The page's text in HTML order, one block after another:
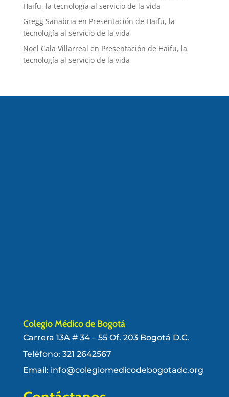
Haifu, la tecnología al servicio de la vida
Gregg Sanabria en Presentación de Haifu, la
tecnología al servicio de la vida
Noel Cala Villarreal en Presentación de Haifu, la
tecnología al servicio de la vida
Colegio Médico de Bogotá
Carrera 13A # 34 – 55 Of. 203 Bogotá D.C.
Teléfono: 321 2642567
Email: info@colegiomedicodebogotadc.org